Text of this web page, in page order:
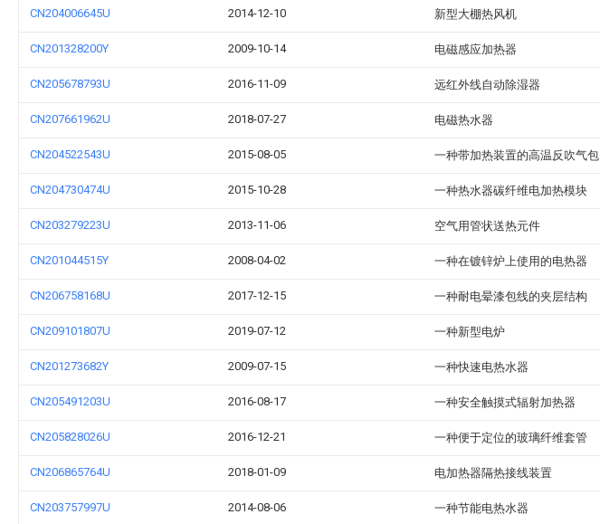
CN204006645U 2014-12-10 新型大棚热风机
CN201328200Y 2009-10-14 电磁感应加热器
CN205678793U 2016-11-09 远红外线自动除湿器
CN207661962U 2018-07-27 电磁热水器
CN204522543U 2015-08-05 一种带加热装置的高温反吹气包
CN204730474U 2015-10-28 一种热水器碳纤维电加热模块
CN203279223U 2013-11-06 空气用管状送热元件
CN201044515Y 2008-04-02 一种在镀锌炉上使用的电热器
CN206758168U 2017-12-15 一种耐电晕漆包线的夹层结构
CN209101807U 2019-07-12 一种新型电炉
CN201273682Y 2009-07-15 一种快速电热水器
CN205491203U 2016-08-17 一种安全触摸式辐射加热器
CN205828026U 2016-12-21 一种便于定位的玻璃纤维套管
CN206865764U 2018-01-09 电加热器隔热接线装置
CN203757997U 2014-08-06 一种节能电热水器